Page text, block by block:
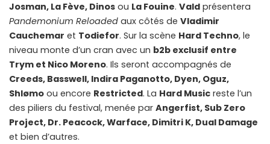
Josman, La Fève, Dinos ou La Fouine. Vald présentera
Pandemonium Reloaded aux côtés de Vladimir
Cauchemar et Todiefor. Sur la scène Hard Techno, le
niveau monte d’un cran avec un b2b exclusif entre
Trym et Nico Moreno. Ils seront accompagnés de
Creeds, Basswell, Indira Paganotto, Dyen, Oguz,
Shlømo ou encore Restricted. La Hard Music reste l’un
des piliers du festival, menée par Angerfist, Sub Zero
Project, Dr. Peacock, Warface, Dimitri K, Dual Damage
et bien d’autres.